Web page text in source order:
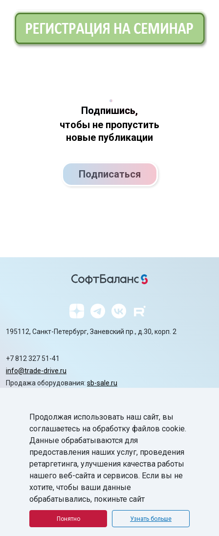
Подпишись,
чтобы не пропустить
новые публикации
Подписаться
195112, Санкт-Петербург, Заневский пр., д.30, корп. 2
+7 812 327 51-41
info@trade-drive.ru
Продажа оборудования: sb-sale.ru
Автоматизацияchevron_right
Маркировкаchevron_right
Поддержкаchevron_right
База знанийchevron_right
ГК «СофтБаланс» 2008-2026
Все права защищены.
Политика в отношении обработки персональных данных
Продолжая использовать наш сайт, вы
соглашаетесь на обработку файлов cookie.
Данные обрабатываются для
предоставления наших услуг, проведения
ретаргетинга, улучшения качества работы
нашего веб-сайта и сервисов. Если вы не
хотите, чтобы ваши данные
обрабатывались, покиньте сайт
Понятно Узнать больше